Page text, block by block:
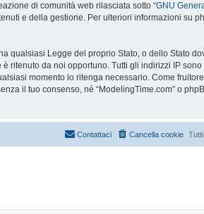
di comunità web rilasciata sotto “GNU
e della gestione. Per ulteriori informazioni su
qualsiasi Legge del proprio Stato, o dello Stato
ritenuto da noi opportuno. Tutti gli indirizzi IP
momento lo ritenga necessario. Come
il tuo consenso, né “ModelingTime.com” o
Cancella cookie
Contattaci